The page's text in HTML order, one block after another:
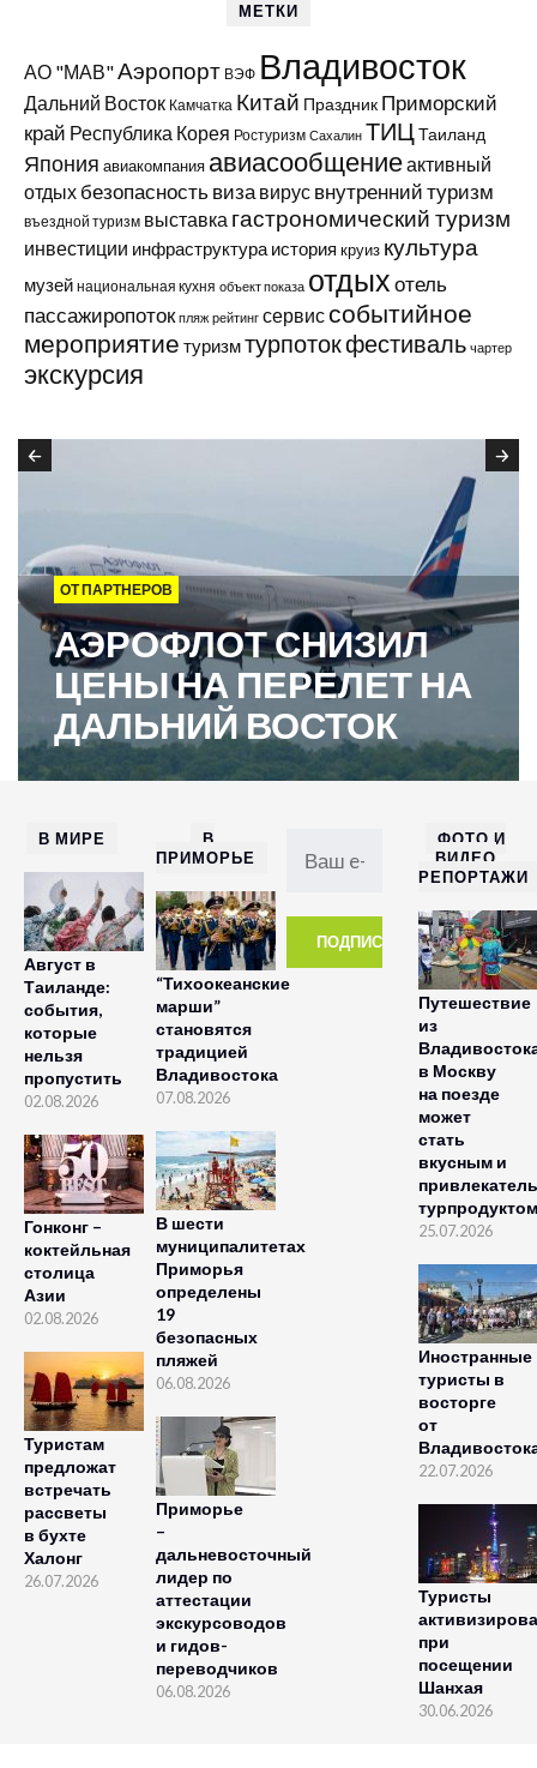
МЕТКИ
АО "МАВ"Аэропорт ВЭФ Владивосток
Дальний Восток Камчатка Китай Праздник Приморский
край Республика Корея Ростуризм Сахалин ТИЦТаиланд
Япония авиакомпания авиасообщениеактивный
отдых безопасность виза вирус внутренний туризм
въездной туризм выставка гастрономический туризм
инвестиции инфраструктура история круиз культура
музей национальная кухня объект показа отдыхотель
пассажиропоток пляж рейтинг сервис событийное
мероприятие туризмтурпотокфестиваль чартер
экскурсия
ОТ ПАРТНЕРОВ
АЭРОФЛОТ СНИЗИЛ
ЦЕНЫ НА ПЕРЕЛЕТ НА
ДАЛЬНИЙ ВОСТОК
В МИРЕ
Август в
Таиланде:
события,
которые
нельзя
пропустить
02.08.2026
Гонконг –
коктейльная
столица
Азии
02.08.2026
Туристам
предложат
встречать
рассветы
в бухте
Халонг
26.07.2026
В
ПРИМОРЬЕ
“Тихоокеанские
марши”
становятся
традицией
Владивостока
07.08.2026
В шести
муниципалитетах
Приморья
определены
19
безопасных
пляжей
06.08.2026
Приморье
–
дальневосточный
лидер по
аттестации
экскурсоводов
и гидов-
переводчиков
06.08.2026
ФОТО И
ВИДЕО
РЕПОРТАЖИ
Путешествие
из
в Москву
на поезде
может
стать
вкусным и
турпродуктом
25.07.2026
Иностранные
туристы в
восторге
от
22.07.2026
Туристы
при
посещении
Шанхая
30.06.2026